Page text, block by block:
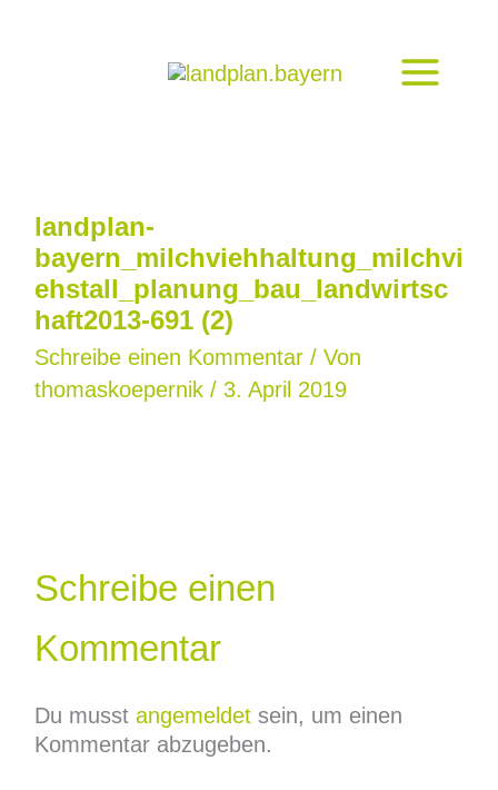
landplan-
bayern_milchviehhaltung_milchvi
ehstall_planung_bau_landwirtsc
haft2013-691 (2)
Schreibe einen Kommentar / Von
thomaskoepernik / 3. April 2019
Schreibe einen
Kommentar
Du musst angemeldetsein, um einen
Kommentar abzugeben.